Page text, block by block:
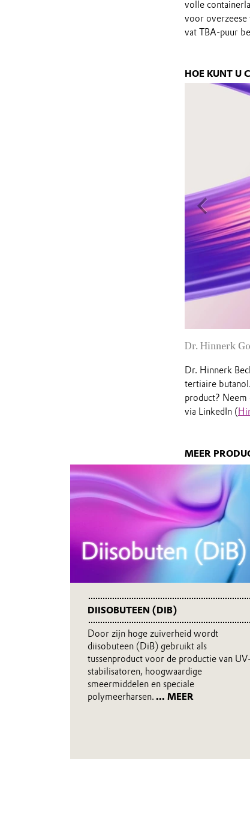
volle
voor
vat TBA-puur
HOE KUNT U
Dr. Hinnerk
Dr. Hinnerk
tertiaire
product? Neem
via LinkedIn (
MEER
DIISOBUTEEN (DIB)
Door zijn hoge zuiverheid wordt
diisobuteen (DiB) gebruikt als
tussenproduct voor de productie van
stabilisatoren, hoogwaardige
smeermiddelen en speciale
polymeerharsen. ... MEER